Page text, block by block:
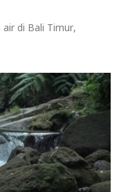
di Bali Timur,